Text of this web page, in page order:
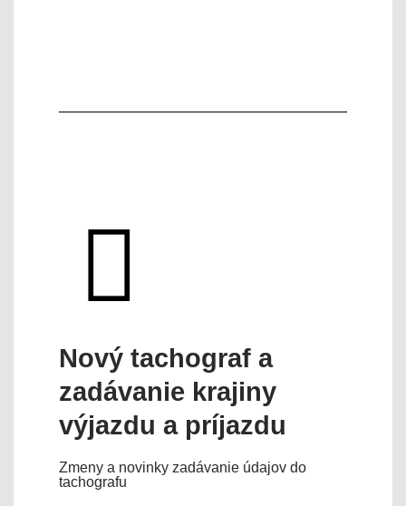
Nový tachograf a
zadávanie krajiny
výjazdu a príjazdu
Zmeny a novinky zadávanie údajov do
tachografu